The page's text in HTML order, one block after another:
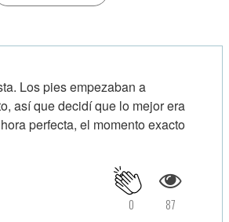
Los pies empezaban a
así que decidí que lo mejor era
perfecta, el momento exacto
87
0